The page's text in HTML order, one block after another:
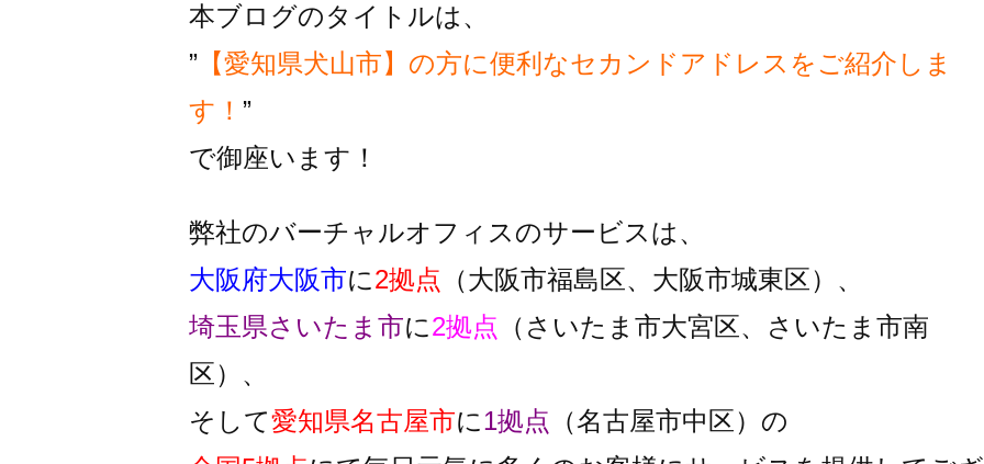
本ブログのタイトルは、
” 【愛知県犬山市】の方に便利なセカンドアドレスをご紹介しま
す！ ”
で御座います！
弊社のバーチャルオフィスのサービスは、
大阪府大阪市に2拠点 （大阪市福島区、大阪市城東区）、
埼玉県さいたま市に2拠点 （さいたま市大宮区、さいたま市南
区）、
そして愛知県名古屋市に1拠点 （名古屋市中区）の